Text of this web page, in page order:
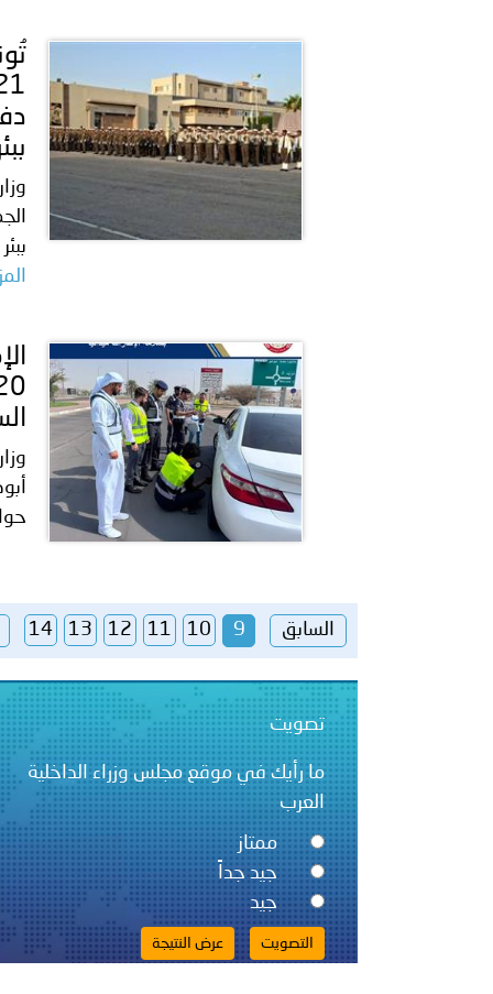
السابق 9
10
11
12
13
14
تصويت
ما رأيك في موقع مجلس وزراء الداخلية
العرب
ممتاز
جيد جداً
جيد